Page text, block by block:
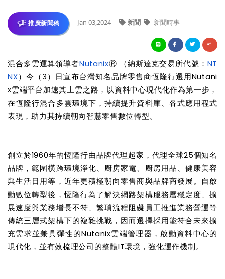
推廣新聞稿 Jan 03,2024 新聞 新聞時事
混合多雲運算領導者NutanixⓇ （納斯達克交易所代號： NT
NX）今（3 ）日宣布台灣知名品牌零售商恆隆行選用Nutani
x雲端平台加速其上雲之路，以資料中心現代化作為第一步，
在恆隆行混合多雲環境下，持續提升資料庫、各式應用程式
表現，助力其持續朝向智慧零售數位轉型。
創立於1960年的恆隆行由品牌代理起家，代理全球25個知名
品牌，範圍橫跨環境淨化、廚房家電、廚房用品、健康美容
與生活日用等，近年更積極朝向零售商與品牌商發展。自啟
動數位轉型後，恆隆行為了解決網路架構服務層穩定度、擴
展速度與業務增長不符、繁瑣流程阻礙員工推進業務營運等
傳統三層式架構下的複雜挑戰，因而選擇採用能符合未來擴
充需求並兼具彈性的Nutanix雲端管理器，啟動資料中心的
現代化，並有效梳理公司的整體IT環境，強化運作機制。